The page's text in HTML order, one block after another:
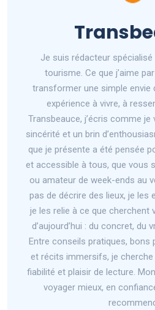
Je suis rédacteur
tourisme. Ce que j’aime
transformer une simple envie
expérience à vivre, à
Transbeauce, j’écris comme
sincérité et un brin
que je présente a été pensée
et accessible à tous, que vous
ou amateur de week-ends au
pas de décrire des lieux, je les
je les relie à ce que cherchent
d’aujourd’hui : du concret, du
Entre conseils pratiques, bons
et récits immersifs, je
fiabilité et plaisir de lecture.
voyager mieux, en